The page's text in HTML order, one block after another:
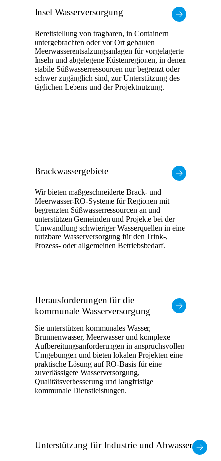
Insel Wasserversorgung
Bereitstellung von tragbaren, in Containern
untergebrachten oder vor Ort gebauten
Meerwasserentsalzungsanlagen für vorgelagerte
Inseln und abgelegene Küstenregionen, in denen
stabile Süßwasserressourcen nur begrenzt oder
schwer zugänglich sind, zur Unterstützung des
täglichen Lebens und der Projektnutzung.
Brackwassergebiete
Wir bieten maßgeschneiderte Brack- und
Meerwasser-RO-Systeme für Regionen mit
begrenzten Süßwasserressourcen an und
unterstützen Gemeinden und Projekte bei der
Umwandlung schwieriger Wasserquellen in eine
nutzbare Wasserversorgung für den Trink-,
Prozess- oder allgemeinen Betriebsbedarf.
Herausforderungen für die
kommunale Wasserversorgung
Sie unterstützen kommunales Wasser,
Brunnenwasser, Meerwasser und komplexe
Aufbereitungsanforderungen in anspruchsvollen
Umgebungen und bieten lokalen Projekten eine
praktische Lösung auf RO-Basis für eine
zuverlässigere Wasserversorgung,
Qualitätsverbesserung und langfristige
kommunale Dienstleistungen.
Unterstützung für Industrie und Abwasser